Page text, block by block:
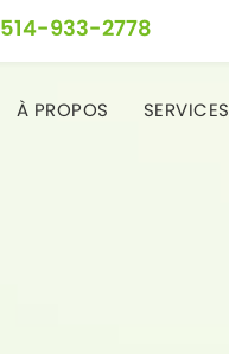
514-933-2778
À PROPOS SERVICES